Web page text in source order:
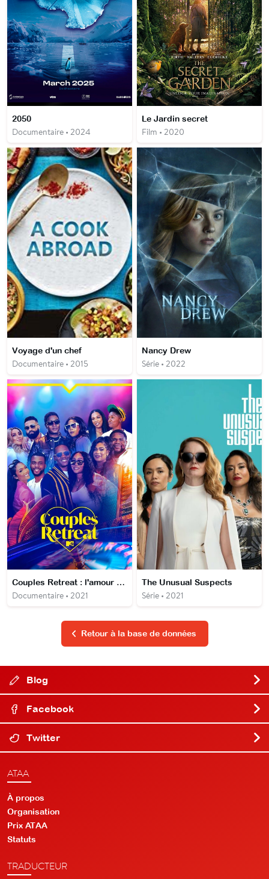
2050
Documentaire • 2024
Le Jardin secret
Film • 2020
Voyage d'un chef
Documentaire • 2015
Nancy Drew
Série • 2022
Couples Retreat : l'amour à l'épreuve
Documentaire • 2021
The Unusual Suspects
Série • 2021
Retour à la base de données
Blog
Facebook
Twitter
ATAA
À propos
Organisation
Prix ATAA
Statuts
TRADUCTEUR